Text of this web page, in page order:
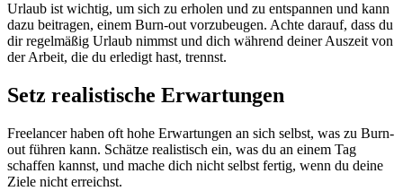
Urlaub ist wichtig, um sich zu erholen und zu entspannen und kann
dazu beitragen, einem Burn-out vorzubeugen. Achte darauf, dass du
dir regelmäßig Urlaub nimmst und dich während deiner Auszeit von
der Arbeit, die du erledigt hast, trennst.
Setz realistische Erwartungen
Freelancer haben oft hohe Erwartungen an sich selbst, was zu Burn-
out führen kann. Schätze realistisch ein, was du an einem Tag
schaffen kannst, und mache dich nicht selbst fertig, wenn du deine
Ziele nicht erreichst.